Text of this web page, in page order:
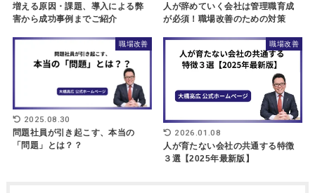
増える原因・課題、導入による弊
害から成功事例までご紹介
人が辞めていく会社は管理職育成
が必須！職場改善のための対策
職場改善
2025.08.30
問題社員が引き起こす、本当の
「問題」とは？？
職場改善
2026.01.08
人が育たない会社の共通する特徴
３選【2025年最新版】